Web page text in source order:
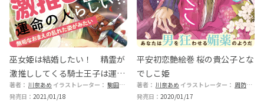
巫女姫は結婚したい！ 精霊が
激推ししてくる騎士王子は運命
の人らしい!?
著者： 川奈あめ イラストレーター： 駒田ハチ
発売日： 2021/01/18
平安初恋艶絵巻 桜の貴公子とな
でしこ姫
著者： 川奈あめ イラストレーター： 周防佑未
発売日： 2020/01/17